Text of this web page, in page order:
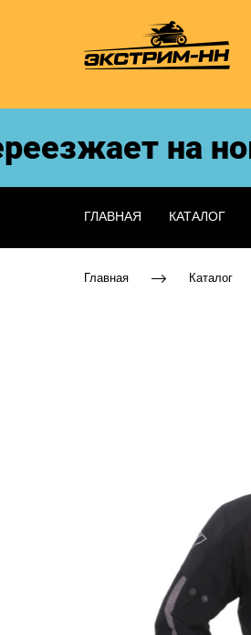
на
ГЛАВНАЯ КАТАЛОГ
Главная Каталог